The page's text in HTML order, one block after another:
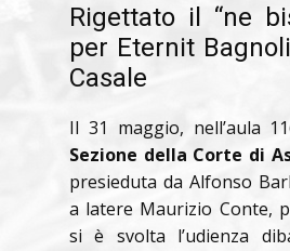
Rigettato il “ne
per Eternit
Casale
Il 31 maggio, nell’aula
Sezione della Corte di
presieduta da Alfonso
a latere Maurizio Conte,
si è svolta l’udienza